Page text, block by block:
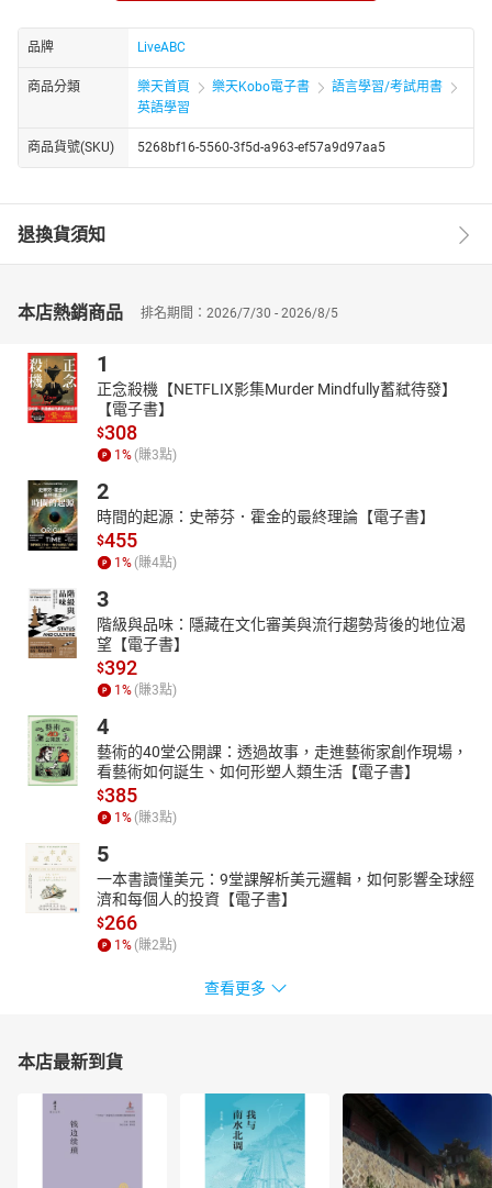
全方位理解CNN：薇薇安．魏斯伍德——永遠叛逆的龐克時尚教母
CNN主編教你唸：電影類型
單字聯想地圖：電影產業
★電子書無提供點讀功能及互動學習軟體下載。
品牌 LiveABC
商品分類 樂天首頁 樂天Kobo電子書
語言學習/考試用書
英語學習
商品貨號(SKU) 5268bf16-5560-3f5d-a963-ef57a9d97aa5
退換貨須知
本店熱銷商品 排名期間：2026/7/30 - 2026/8/5
1
正念殺機【NETFLIX影集Murder Mindfully蓄弒待發】
【電子書】
$308
1 % (賺3點)
2
時間的起源：史蒂芬．霍金的最終理論【電子書】
$455
1 % (賺4點)
3
階級與品味：隱藏在文化審美與流行趨勢背後的地位渴
望【電子書】
$392
1 % (賺3點)
4
藝術的40堂公開課：透過故事，走進藝術家創作現場，
看藝術如何誕生、如何形塑人類生活【電子書】
$385
1 % (賺3點)
5
一本書讀懂美元：9堂課解析美元邏輯，如何影響全球經
濟和每個人的投資【電子書】
$266
1 % (賺2點)
查看更多
本店最新到貨